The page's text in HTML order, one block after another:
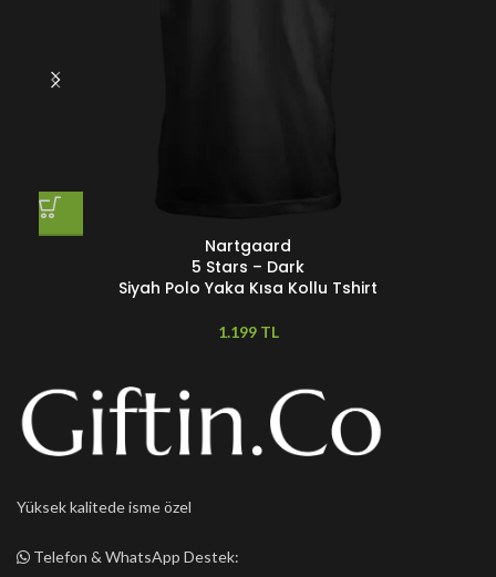
Nartgaard
5 Stars – Dark
Siyah Polo Yaka Kısa Kollu Tshirt
TL
Yüksek kalitede isme özel
Telefon & WhatsApp Destek: